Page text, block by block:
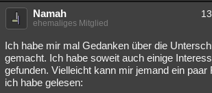
Namah
ehemaliges Mitglied
Ich habe mir mal Gedanken über die
gemacht. Ich habe soweit auch einige
gefunden. Vielleicht kann mir jemand ein paar
ich habe gelesen: